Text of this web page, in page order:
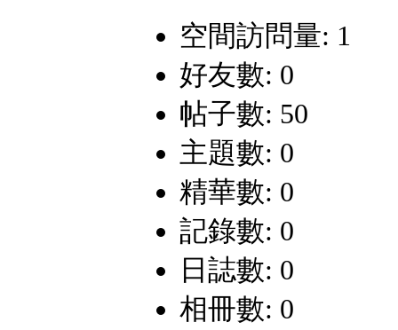
空間訪問量: 1
好友數: 0
帖子數: 50
主題數: 0
精華數: 0
記錄數: 0
日誌數: 0
相冊數: 0